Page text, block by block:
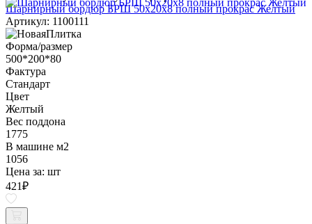
Шарнирный бордюр БРШ 50х20х8 полный прокрас Желтый
Артикул: 1100111
Форма/размер
500*200*80
Фактура
Стандарт
Цвет
Желтый
Вес поддона
1775
В машине м2
1056
Цена за: шт
421₽